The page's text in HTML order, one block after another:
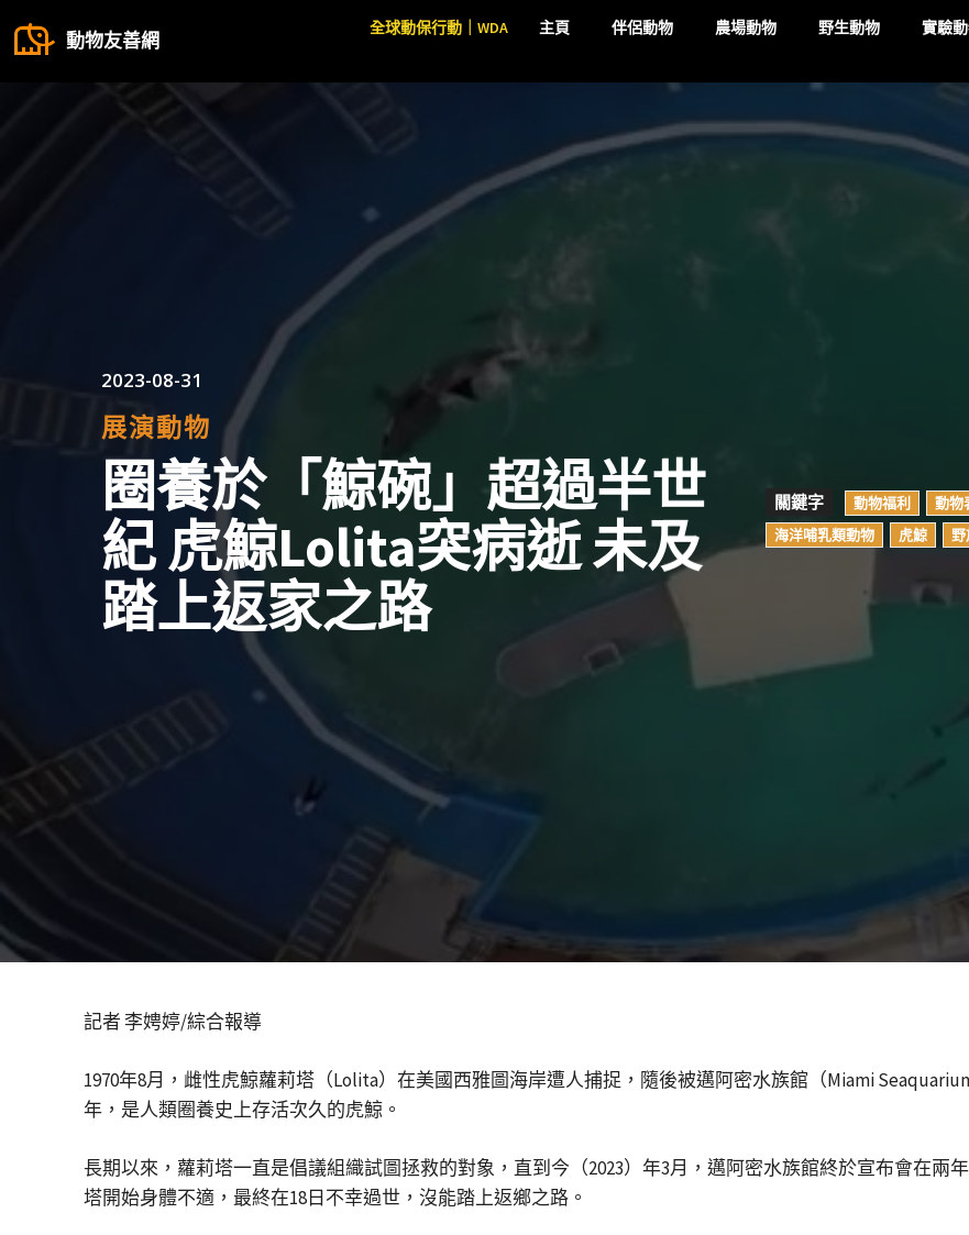
動物友善網
全球動保行動｜WDA 主頁 伴侶動物 農場動物 野生動物 實驗
2023-08-31
展演動物
圈養於「鯨碗」超過半世
紀 虎鯨Lolita突病逝 未及
踏上返家之路
關鍵字 動物福利 動物
海洋哺乳類動物
虎鯨 野
記者 李娉婷/綜合報導
1970年8月，雌性虎鯨蘿莉塔（Lolita）在美國西雅圖海岸遭人捕捉，隨後被邁阿密水族館（Miami
年，是人類圈養史上存活次久的虎鯨。
長期以來，蘿莉塔一直是倡議組織試圖拯救的對象，直到今（2023）年3月，邁阿密水族館終於宣布會在兩
塔開始身體不適，最終在18日不幸過世，沒能踏上返鄉之路。